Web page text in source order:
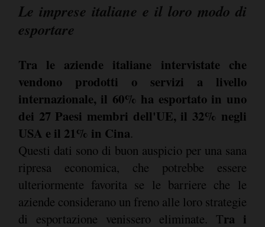
Le imprese italiane e il loro modo di
esportare
Tra le aziende italiane intervistate che
vendono prodotti o servizi a livello
internazionale, il 60% ha esportato in uno
dei 27 Paesi membri dell'UE, il 32% negli
USA e il 21% in Cina.
Questi dati sono di buon auspicio per una sana
ripresa economica, che potrebbe essere
ulteriormente favorita se le barriere che le
aziende considerano un freno alle loro strategie
di esportazione venissero eliminate. Tra i